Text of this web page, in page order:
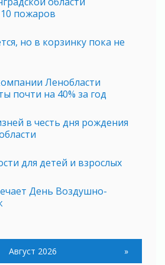
пожаров
но в корзинку пока не
Ленобласти
почти на 40% за год
в честь дня рождения
для детей и взрослых
День Воздушно-
заслуги жителей перед
Август 2026 »